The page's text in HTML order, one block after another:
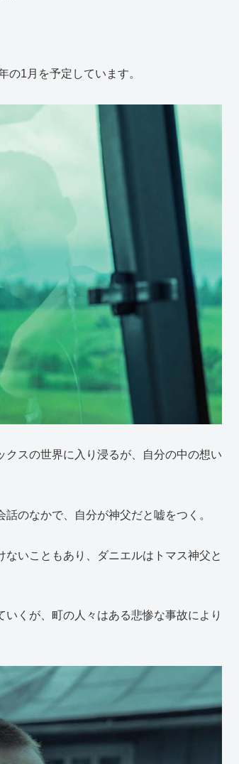
1月を予定しています。
スの世界に入り浸るが、自分の中の想い
のなかで、自分が神父だと嘘をつく。
いこともあり、ダニエルはトマス神父と
くが、町の人々はある悲惨な事故により